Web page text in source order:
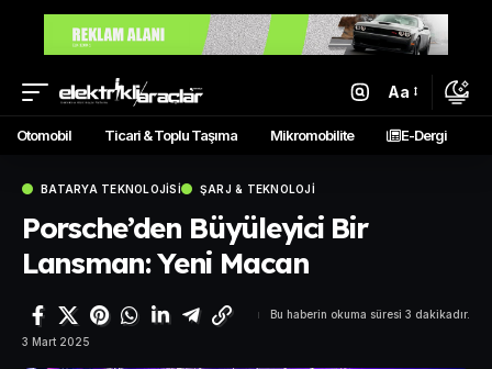
Aa
Otomobil Ticari & Toplu Taşıma Mikromobilite E-Dergi
BATARYA TEKNOLOJISI ŞARJ & TEKNOLOJI
Porsche’den Büyüleyici Bir
Lansman: Yeni Macan
3 Mart 2025
Bu haberin okuma süresi 3 dakikadır.